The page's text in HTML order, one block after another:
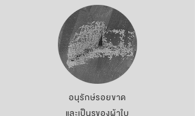
อนุรักษ์รอยขาด